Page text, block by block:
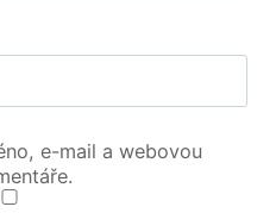
e-mail a webovou